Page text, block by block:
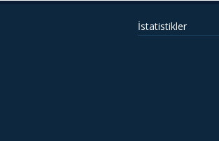
İstatistikler